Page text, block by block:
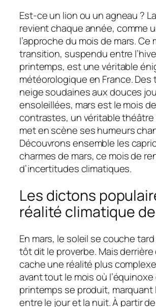
Est-ce un lion ou un agneau ?
revient chaque année, comme
l’approche du mois de mars. Ce
transition, suspendu entre
printemps, est une véritable
météorologique en France.
neige soudaines aux douces
ensoleillées, mars est le mois
contrastes, un véritable théâtre
met en scène ses humeurs
Découvrons ensemble les
charmes de mars, ce mois de
d’incertitudes climatiques.
Les dictons
réalité climatique
En mars, le soleil se couche
tôt dit le proverbe. Mais
cache une réalité plus
avant tout le mois où l’équinoxe
printemps se produit, marquant
entre le jour et la nuit. À partir